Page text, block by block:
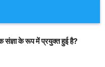
संज्ञा के रूप में प्रयुक्त हुई है?